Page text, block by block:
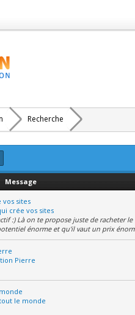
Recherche
Message
vos sites
crée vos sites
:) Là on te propose juste de racheter le
énorme et qu'il vaut un prix
Pierre
le monde